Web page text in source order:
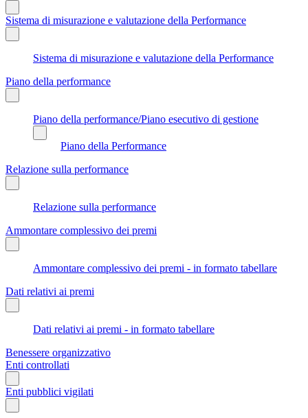
Sistema di misurazione e valutazione della Performance
Sistema di misurazione e valutazione della Performance
Piano della performance
Piano della performance/Piano esecutivo di gestione
Piano della Performance
Relazione sulla performance
Relazione sulla performance
Ammontare complessivo dei premi
Ammontare complessivo dei premi - in formato tabellare
Dati relativi ai premi
Dati relativi ai premi - in formato tabellare
Benessere organizzativo
Enti controllati
Enti pubblici vigilati